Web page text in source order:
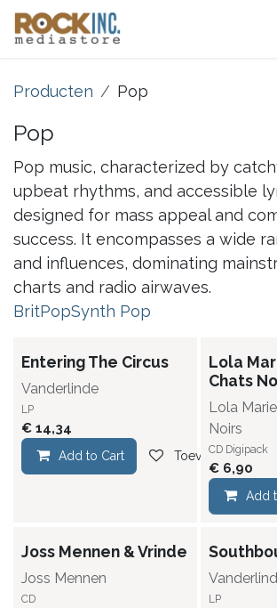
Overslaan naar inhoud
Producten Pop
Pop
Pop music, characterized by
upbeat rhythms, and accessible
designed for mass appeal and
success. It encompasses a wide
and influences, dominating
charts and radio airwaves.
BritPopSynth Pop
Entering The Circus
Vanderlinde
LP
€ 14,34
Add to Cart Toevoegen aan
Lola
Chats
Lola
Noirs
CD Digipack
€ 6,90
Add
Joss Mennen & Vrinde
Joss Mennen
CD LP